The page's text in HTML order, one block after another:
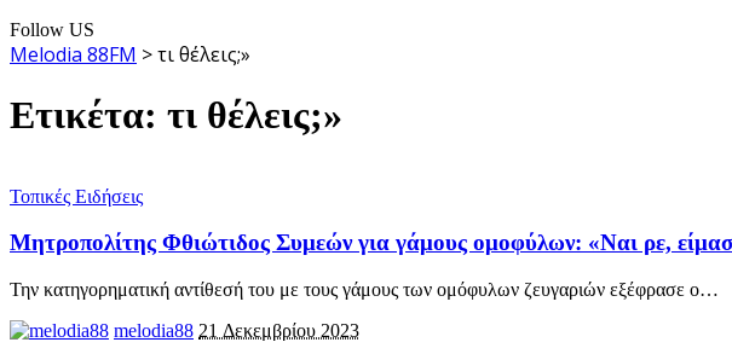
Follow US
Melodia 88FM >τι θέλεις;»
Ετικέτα: τι θέλεις;»
Τοπικές Ειδήσεις
Μητροπολίτης Φθιώτιδος Συμεών για γάμους ομοφύλων: «Ναι ρε,
Την κατηγορηματική αντίθεσή του με τους γάμους των ομόφυλων ζευγαριών εξέφρασε ο…
melodia88 21 Δεκεμβρίου 2023